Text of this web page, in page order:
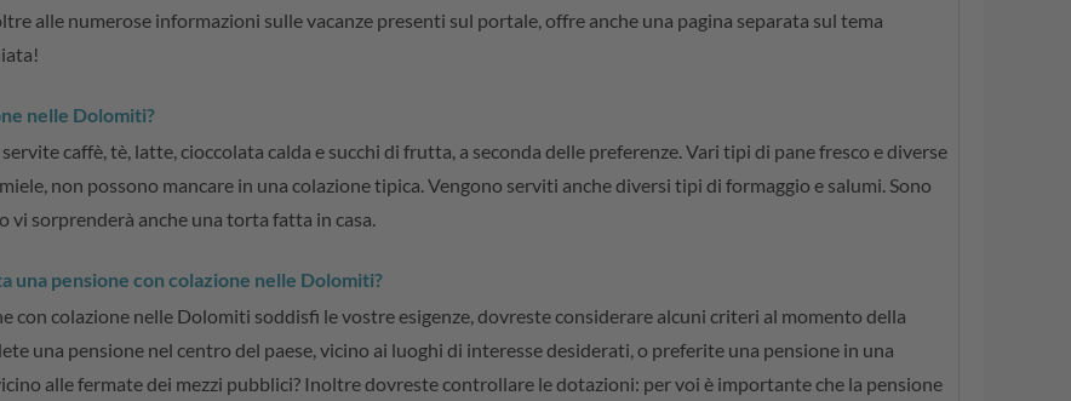
alle numerose informazioni sulle vacanze presenti sul portale, offre anche una pagina separata sul tema
nelle Dolomiti?
caffè, tè, latte, cioccolata calda e succhi di frutta, a seconda delle preferenze. Vari tipi di pane fresco e diverse
non possono mancare in una colazione tipica. Vengono serviti anche diversi tipi di formaggio e salumi. Sono
vi sorprenderà anche una torta fatta in casa.
una pensione con colazione nelle Dolomiti?
con colazione nelle Dolomiti soddisfi le vostre esigenze, dovreste considerare alcuni criteri al momento della
una pensione nel centro del paese, vicino ai luoghi di interesse desiderati, o preferite una pensione in una
alle fermate dei mezzi pubblici? Inoltre dovreste controllare le dotazioni: per voi è importante che la pensione